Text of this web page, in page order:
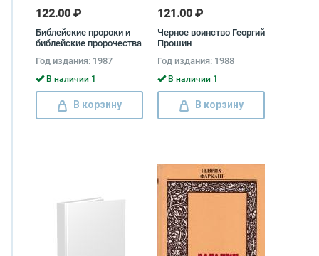
122.00 ₽
Библейские пророки и
библейские пророчества
Год издания: 1987
В наличии 1
В корзину
121.00 ₽
Черное воинство Георгий
Прошин
Год издания: 1988
В наличии 1
В корзину